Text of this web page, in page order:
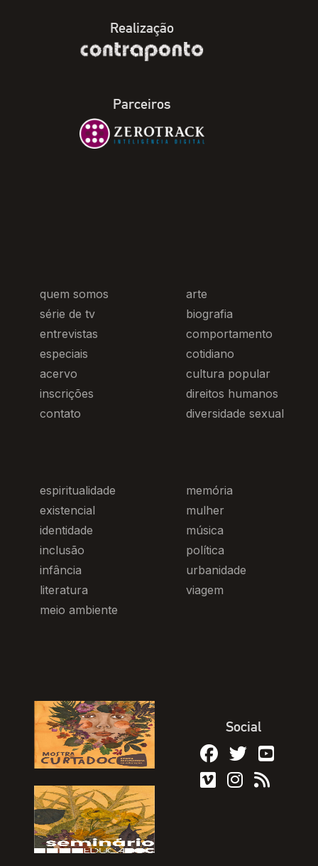
Realização
Parceiros
quem somos
série de tv
entrevistas
especiais
acervo
inscrições
contato
arte
biografia
comportamento
cotidiano
cultura popular
direitos humanos
diversidade sexual
espiritualidade
existencial
identidade
inclusão
infância
literatura
meio ambiente
memória
mulher
música
política
urbanidade
viagem
Social